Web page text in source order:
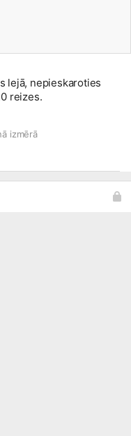
le­jā, ne­pie­ska­ro­ties
rei­zes.
izmērā